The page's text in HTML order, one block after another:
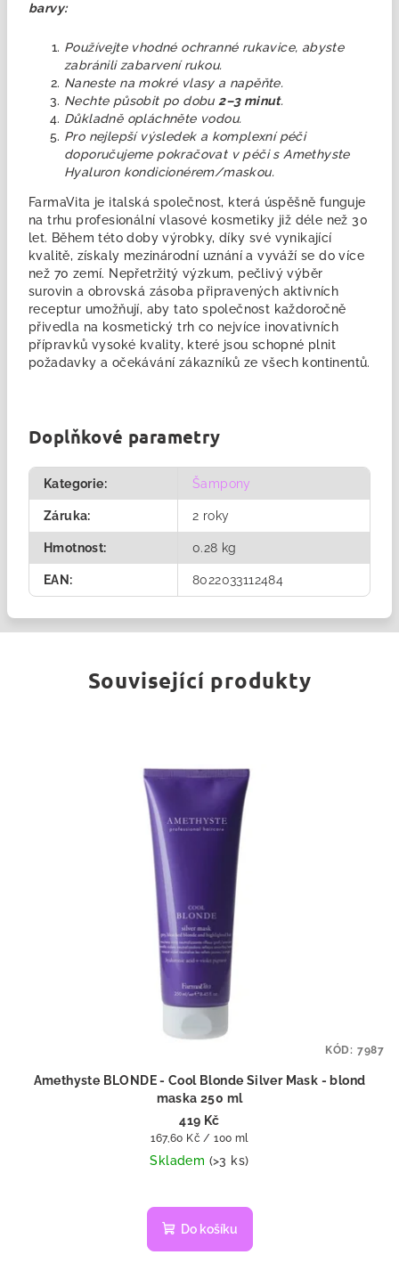
barvy:
Používejte vhodné ochranné rukavice, abyste
zabránili zabarvení rukou.
Naneste na mokré vlasy a napěňte.
Nechte působit po dobu 2–3 minut.
Důkladně opláchněte vodou.
Pro nejlepší výsledek a komplexní péči
doporučujeme pokračovat v péči s Amethyste
Hyaluron kondicionérem/maskou.
FarmaVita je italská společnost, která úspěšně funguje
na trhu profesionální vlasové kosmetiky již déle než 30
let. Během této doby výrobky, díky své vynikající
kvalitě, získaly mezinárodní uznání a vyváží se do více
než 70 zemí. Nepřetržitý výzkum, pečlivý výběr
surovin a obrovská zásoba připravených aktivních
receptur umožňují, aby tato společnost každoročně
přivedla na kosmetický trh co nejvíce inovativních
přípravků vysoké kvality, které jsou schopné plnit
požadavky a očekávání zákazníků ze všech kontinentů.
Doplňkové parametry
Kategorie: Šampony
Záruka: 2 roky
Hmotnost: 0.28 kg
EAN : 8022033112484
Související produkty
Amethyste BLONDE - Cool Blonde Silver Mask - blond
maska 250 ml
419 Kč
Měrná
cena:
167,60 Kč / 100 ml
Skladem (>3 ks)
Do košíku
KÓD: 7987